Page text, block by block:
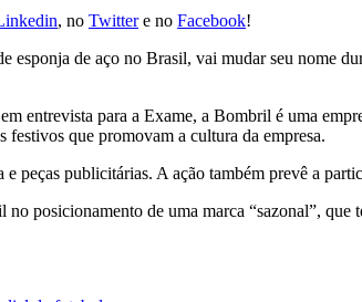
, no Twittere no Facebook!
esponja de aço no Brasil, vai mudar seu nome
entrevista para a Exame, a Bombril é uma
festivos que promovam a cultura da empresa.
peças publicitárias. A ação também prevê a
posicionamento de uma marca “sazonal”,